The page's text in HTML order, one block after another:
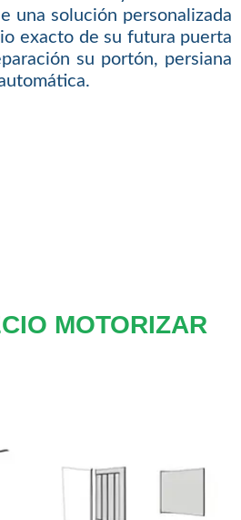
una solución personalizada
exacto de su futura puerta
su portón, persiana
MOTORIZAR